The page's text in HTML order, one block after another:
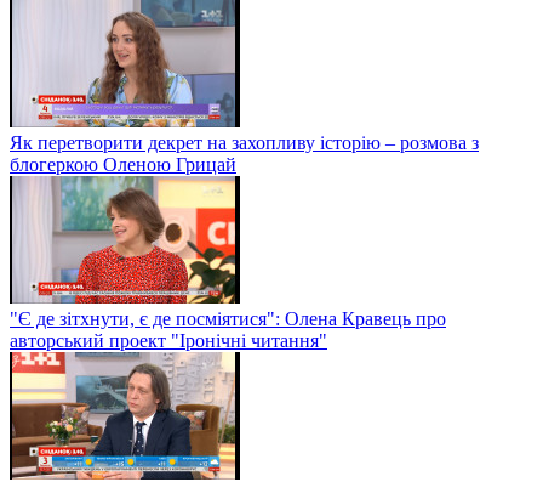
Як перетворити декрет на захопливу історію – розмова з
блогеркою Оленою Грицай
"Є де зітхнути, є де посміятися": Олена Кравець про
авторський проект "Іронічні читання"